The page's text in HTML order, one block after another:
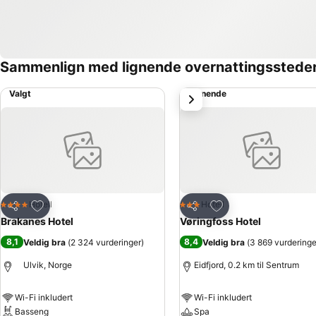
Sammenlign med lignende
Valgt
Del
Legg til i favoritter
4 StjernerHotell
Brakanes Hotel
8,1 Veldig bra (2 324 vurderinger)
Ulvik, Norge
Wi-Fi inkludert
Basseng
Lignende
Del
Legg til i favoritter
3 Stjerner
Hotell
Vøringfoss Hotel
8,4 Veldig bra (3 869
Eidfjord, 0.2 km til Sentrum
Wi-Fi inkludert
Spa
Neste